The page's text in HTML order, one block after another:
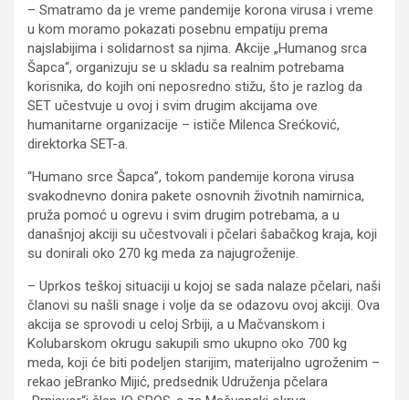
– Smatramo da je vreme pandemije korona virusa i vreme
u kom moramo pokazati posebnu empatiju prema
najslabijima i solidarnost sa njima. Akcije „Humanog srca
Šapca“, organizuju se u skladu sa realnim potrebama
korisnika, do kojih oni neposredno stižu, što je razlog da
SET učestvuje u ovoj i svim drugim akcijama ove
humanitarne organizacije – ističe Milenca Srećković,
direktorka SET-a.
“Humano srce Šapca”, tokom pandemije korona virusa
svakodnevno donira pakete osnovnih životnih namirnica,
pruža pomoć u ogrevu i svim drugim potrebama, a u
današnjoj akciji su učestvovali i pčelari šabačkog kraja, koji
su donirali oko 270 kg meda za najugroženije.
– Uprkos teškoj situaciji u kojoj se sada nalaze pčelari, naši
članovi su našli snage i volje da se odazovu ovoj akciji. Ova
akcija se sprovodi u celoj Srbiji, a u Mačvanskom i
Kolubarskom okrugu sakupili smo ukupno oko 700 kg
meda, koji će biti podeljen starijim, materijalno ugroženim –
rekao jeBranko Mijić, predsednik Udruženja pčelara